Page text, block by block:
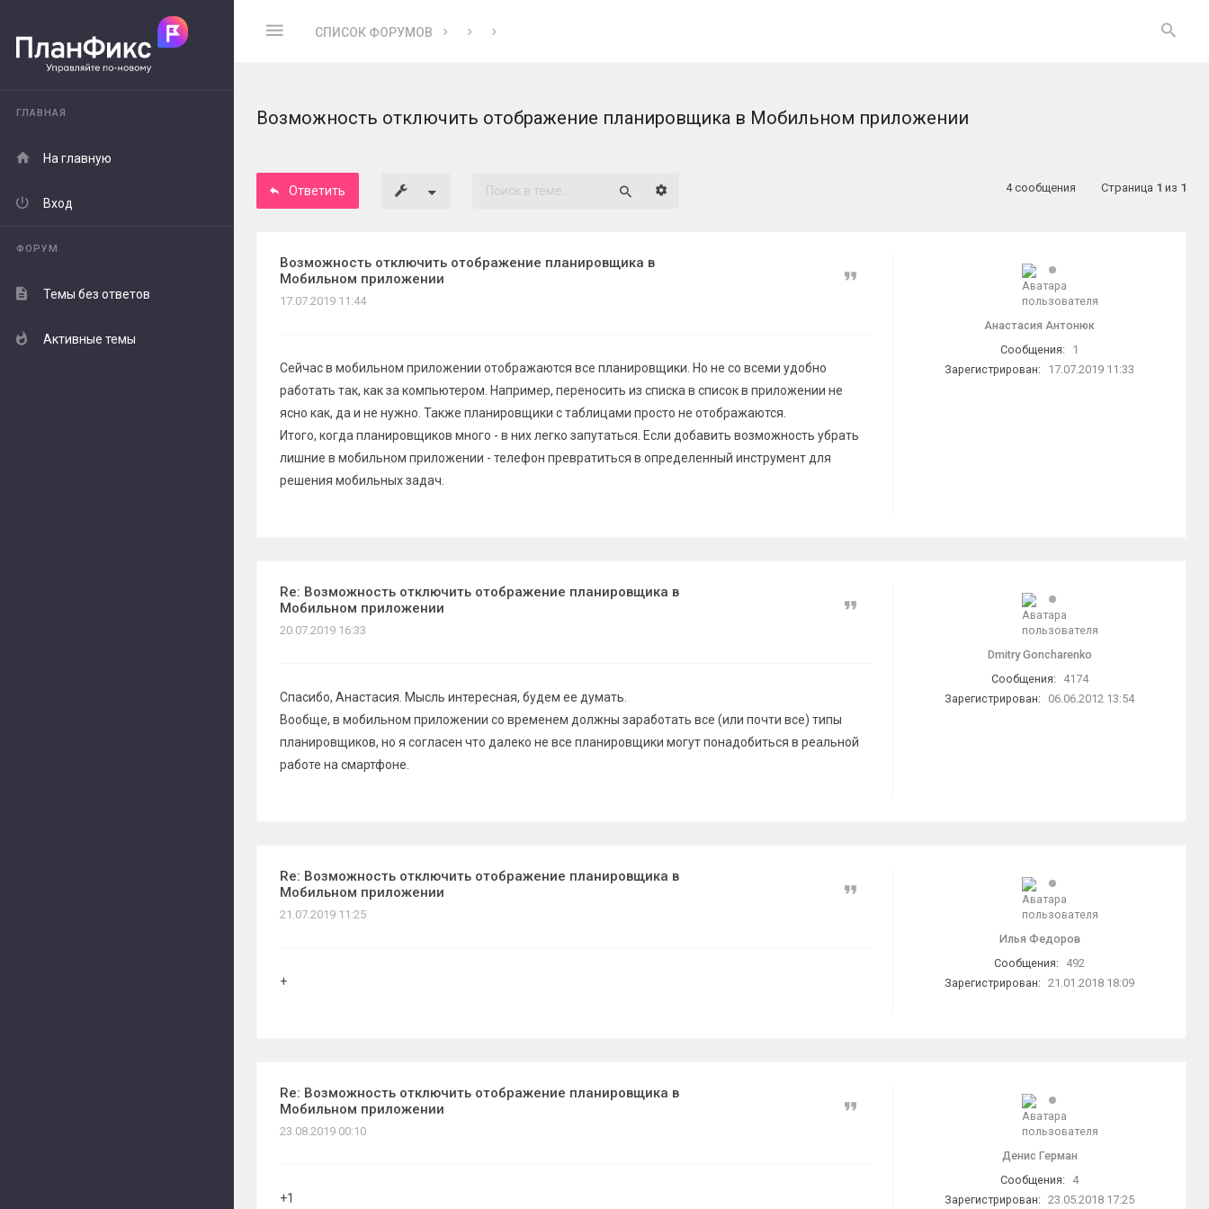
СПИСОК ФОРУМОВ
ГЛАВНАЯ
На главную
Вход
ФОРУМ
Темы без ответов
Активные темы
Возможность отключить отображение планировщика в Мобильном приложении
Ответить
Расширенный поиск 4 сообщения Страница 1 из 1
Анастасия Антонюк
Сообщения:
1
Зарегистрирован:
17.07.2019 11:33
Возможность отключить отображение планировщика в
Мобильном приложении
Цитата
17.07.2019 11:44
Сейчас в мобильном приложении отображаются все планировщики. Но не со всеми удобно
работать так, как за компьютером. Например, переносить из списка в список в приложении не
ясно как, да и не нужно. Также планировщики с таблицами просто не отображаются.
Итого, когда планировщиков много - в них легко запутаться. Если добавить возможность убрать
лишние в мобильном приложении - телефон превратиться в определенный инструмент для
решения мобильных задач.
Dmitry Goncharenko
Сообщения:
4174
Зарегистрирован:
06.06.2012 13:54
Re: Возможность отключить отображение планировщика в
Мобильном приложении
Цитата
20.07.2019 16:33
Спасибо, Анастасия. Мысль интересная, будем ее думать.
Вообще, в мобильном приложении со временем должны заработать все (или почти все) типы
планировщиков, но я согласен что далеко не все планировщики могут понадобиться в реальной
работе на смартфоне.
Илья Федоров
Сообщения:
492
Зарегистрирован: 21.01.2018 18:09
Re: Возможность отключить отображение планировщика в
Мобильном приложении
Цитата
21.07.2019 11:25
+
Денис Герман
Сообщения:
4
Зарегистрирован: 23.05.2018 17:25
Re: Возможность отключить отображение планировщика в
Мобильном приложении
Цитата
23.08.2019 00:10
+1